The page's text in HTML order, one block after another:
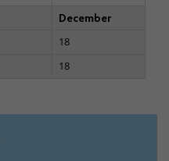
December
18
18